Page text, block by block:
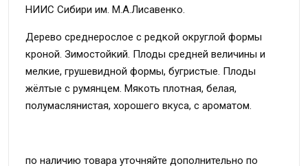
НИИС Сибири им. М.А.Лисавенко.
Дерево среднерослое с редкой округлой формы
кроной. Зимостойкий. Плоды средней величины и
мелкие, грушевидной формы, бугристые. Плоды
жёлтые с румянцем. Мякоть плотная, белая,
полумаслянистая, хорошего вкуса, с ароматом.
по наличию товара уточняйте дополнительно по